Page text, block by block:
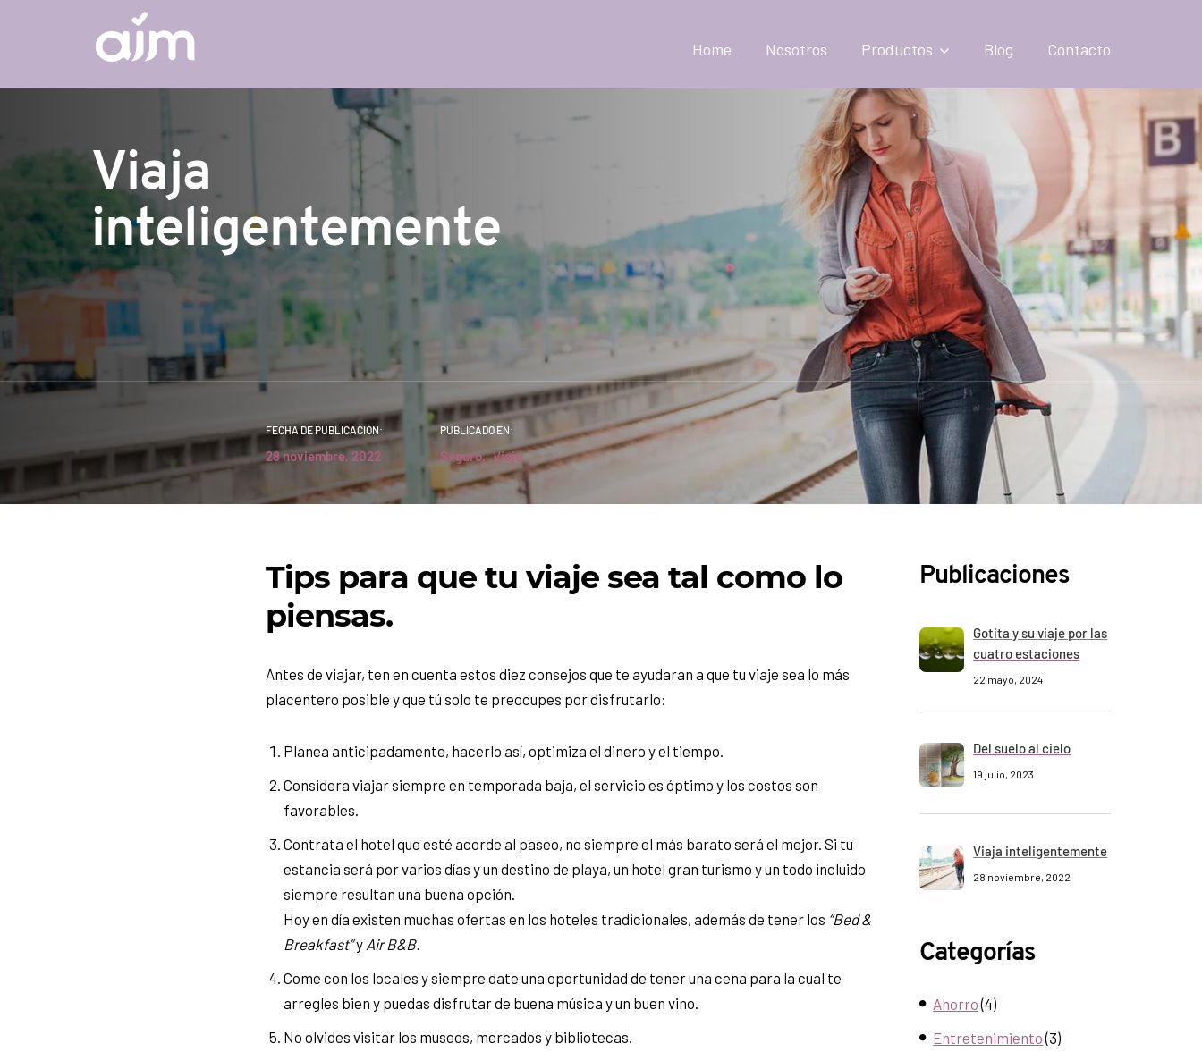
Home Nosotros Productos Blog Contacto
Viaja
inteligentemente
FECHA DE PUBLICACIÓN:
28 noviembre, 2022
PUBLICADO EN:
Seguro Viaje
Tips para que tu viaje sea tal como lo
piensas.
Antes de viajar, ten en cuenta estos diez consejos que te ayudaran a que tu viaje sea lo más
placentero posible y que tú solo te preocupes por disfrutarlo:
Planea anticipadamente, hacerlo así, optimiza el dinero y el tiempo.
Considera viajar siempre en temporada baja, el servicio es óptimo y los costos son
favorables.
Contrata el hotel que esté acorde al paseo, no siempre el más barato será el mejor. Si tu
estancia será por varios días y un destino de playa, un hotel gran turismo y un todo incluido
siempre resultan una buena opción.
Hoy en día existen muchas ofertas en los hoteles tradicionales, además de tener los “Bed &
Breakfast”y Air B&B.
Come con los locales y siempre date una oportunidad de tener una cena para la cual te
arregles bien y puedas disfrutar de buena música y un buen vino.
No olvides visitar los museos, mercados y bibliotecas.
Publicaciones
Gotita y su viaje por las
cuatro estaciones
22 mayo, 2024
Del suelo al cielo
19 julio, 2023
Viaja inteligentemente
28 noviembre, 2022
Categorías
Ahorro(4)
Entretenimiento(3)